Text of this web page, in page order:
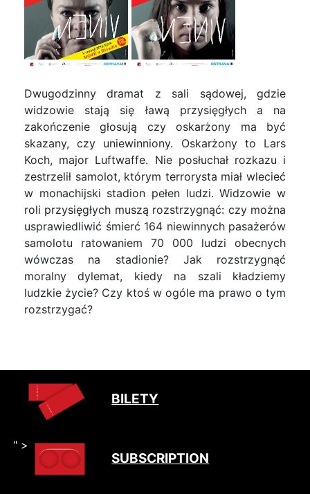
Dwugodzinny dramat z sali sądowej, gdzie
widzowie stają się ławą przysięgłych a na
zakończenie głosują czy oskarżony ma być
skazany, czy uniewinniony. Oskarżony to Lars
Koch, major Luftwaffe. Nie posłuchał rozkazu i
zestrzelił samolot, którym terrorysta miał wlecieć
w monachijski stadion pełen ludzi. Widzowie w
roli przysięgłych muszą rozstrzygnąć: czy można
usprawiedliwić śmierć 164 niewinnych pasażerów
samolotu ratowaniem 70 000 ludzi obecnych
wówczas na stadionie? Jak rozstrzygnąć
moralny dylemat, kiedy na szali kładziemy
ludzkie życie? Czy ktoś w ogóle ma prawo o tym
rozstrzygać?
BILETY
" >
SUBSCRIPTION